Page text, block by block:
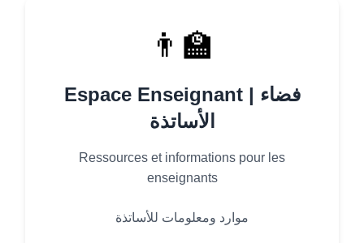
👨‍🏫
Espace Enseignant | فضاء
الأساتذة
Ressources et informations pour les
enseignants
موارد ومعلومات للأساتذة